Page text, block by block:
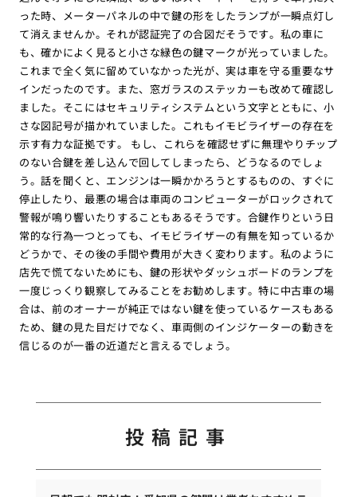
った時、メーターパネルの中で鍵の形をしたランプが一瞬点灯し
て消えませんか。それが認証完了の合図だそうです。私の車に
も、確かによく見ると小さな緑色の鍵マークが光っていました。
これまで全く気に留めていなかった光が、実は車を守る重要なサ
インだったのです。また、窓ガラスのステッカーも改めて確認し
ました。そこにはセキュリティシステムという文字とともに、小
さな図記号が描かれていました。これもイモビライザーの存在を
示す有力な証拠です。 もし、これらを確認せずに無理やりチップ
のない合鍵を差し込んで回してしまったら、どうなるのでしょ
う。話を聞くと、エンジンは一瞬かかろうとするものの、すぐに
停止したり、最悪の場合は車両のコンピューターがロックされて
警報が鳴り響いたりすることもあるそうです。合鍵作りという日
常的な行為一つとっても、イモビライザーの有無を知っているか
どうかで、その後の手間や費用が大きく変わります。私のように
店先で慌てないためにも、鍵の形状やダッシュボードのランプを
一度じっくり観察してみることをお勧めします。特に中古車の場
合は、前のオーナーが純正ではない鍵を使っているケースもある
ため、鍵の見た目だけでなく、車両側のインジケーターの動きを
信じるのが一番の近道だと言えるでしょう。
投稿記事